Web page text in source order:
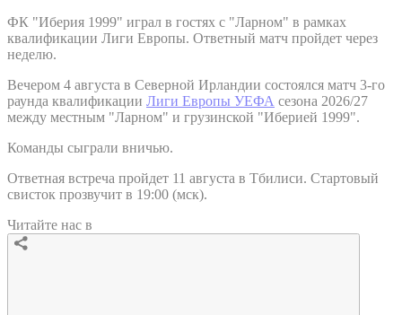
ФК "Иберия 1999" играл в гостях с "Ларном" в рамках
квалификации Лиги Европы. Ответный матч пройдет через
неделю.
Вечером 4 августа в Северной Ирландии состоялся матч 3-го
раунда квалификации Лиги Европы УЕФА сезона 2026/27
между местным "Ларном" и грузинской "Иберией 1999".
Команды сыграли вничью.
Ответная встреча пройдет 11 августа в Тбилиси. Стартовый
свисток прозвучит в 19:00 (мск).
Читайте нас в